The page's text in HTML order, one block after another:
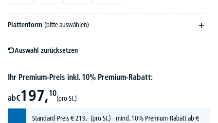
Plattenform (bitte auswählen)
Auswahl zurücksetzen
Ihr Premium-Preis inkl. 10% Premium-Rabatt:
ab€197,10
(pro St.)
Standard-Preis€219,-(pro St.) - mind. 10% Premium-Rabatt ab €